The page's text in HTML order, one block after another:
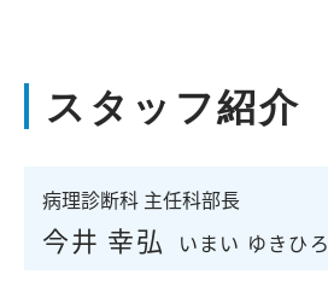
スタッフ紹介
病理診断科 主任科部長
今井 幸弘 いまい ゆきひろ